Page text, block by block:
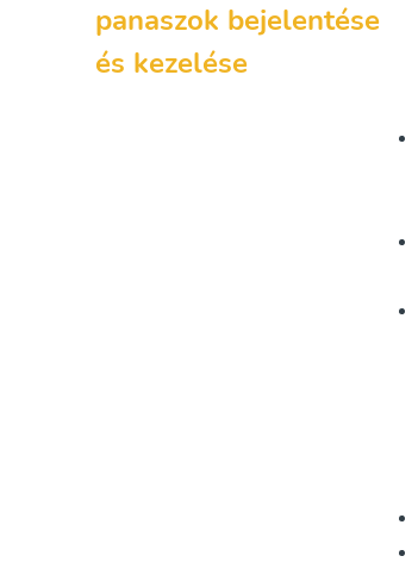
panaszok bejelentése
és kezelése